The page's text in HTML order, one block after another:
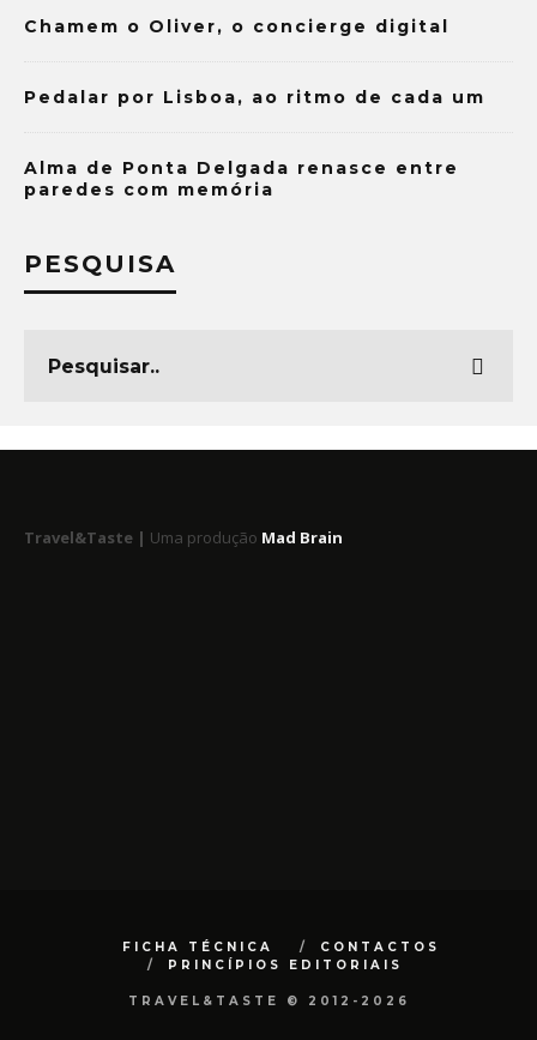
Chamem o Oliver, o concierge digital
Pedalar por Lisboa, ao ritmo de cada um
Alma de Ponta Delgada renasce entre
paredes com memória
PESQUISA
Travel&Taste | Uma produção Mad Brain
FICHA TÉCNICA
CONTACTOS
PRINCÍPIOS EDITORIAIS
TRAVEL&TASTE © 2012-2026